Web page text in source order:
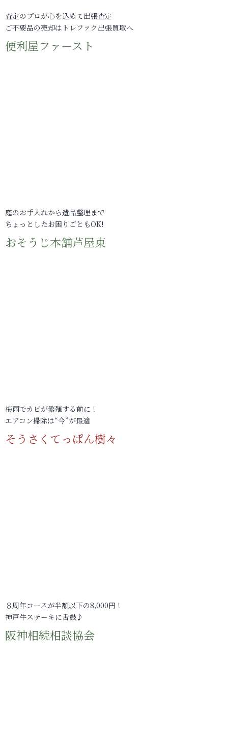
査定のプロが心を込めて出張査定
ご不要品の売却はトレファク出張買取へ
便利屋ファースト
庭のお手入れから遺品整理まで
ちょっとしたお困りごともOK!
おそうじ本舗芦屋東
梅雨でカビが繁殖する前に！
エアコン掃除は“今”が最適
そうさくてっぱん樹々
８周年コースが半額以下の8,000円！
神戸牛ステーキに舌鼓♪
阪神相続相談協会